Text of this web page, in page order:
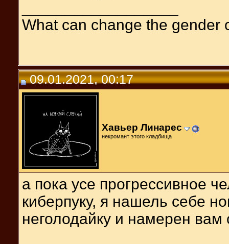
What can change the gender
09.01.2021, 00:17
Хавьер Линарес
некромант этого кладбища
а пока усе прогрессивное
киберпуку, я нашель себе
неголодайку и намерен вам